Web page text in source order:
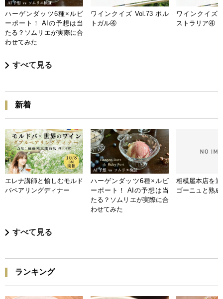
ハーゲンダッツ6種×ルビ
ーポート！ AIの予想は当
たる？ソムリエが実際に合
わせてみた
ワインクイズ Vol.73 ポル
トガル④
ワインクイズ
ストラリア④
すべて見る
新着
エレナ講師と愉しむモルド
バペアリングディナー
ハーゲンダッツ6種×ルビ
ーポート！ AIの予想は当
たる？ソムリエが実際に合
わせてみた
相模屋本店を
ゴーニュと熟
すべて見る
ランキング